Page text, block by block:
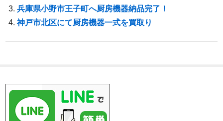
兵庫県小野市王子町へ厨房機器納品完了！
神戸市北区にて厨房機器一式を買取り